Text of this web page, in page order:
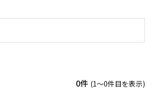
0件 (1〜0件目を表示)